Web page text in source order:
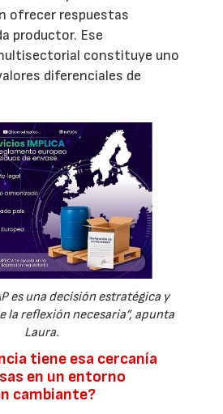
ofrecer respuestas
productor. Ese
constituye uno
diferenciales de
es una decisión estratégica y
la reflexión necesaria”, apunta
Laura.
tiene esa cercanía
en un entorno
cambiante?